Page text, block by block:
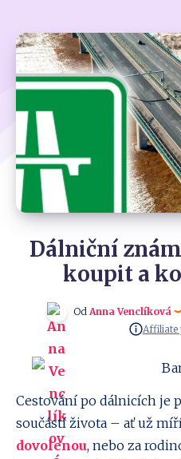
Dálniční
koupit a
Od Anna Venclíková
Affiliate
Cestování po dálnicích je
součástí života – ať už
dovolenou, nebo za